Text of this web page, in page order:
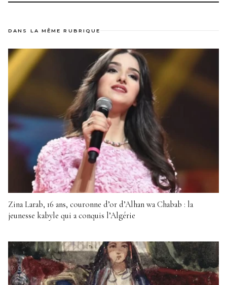
DANS LA MÊME RUBRIQUE
Zina Larab, 16 ans, couronne d’or d’Alhan wa Chabab : la
jeunesse kabyle qui a conquis l’Algérie